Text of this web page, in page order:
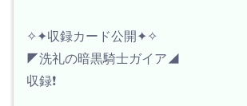
✧✦収録カード公開✦✧
◤洗礼の暗黒騎士ガイア◢
収録❗️